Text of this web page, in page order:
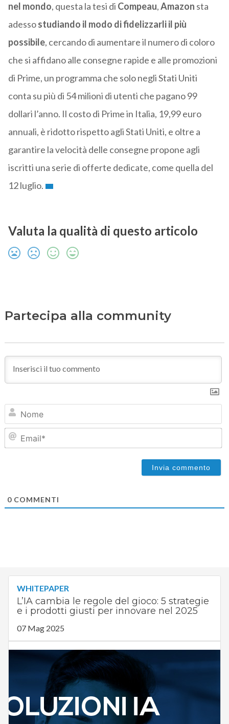
nel mondo, questa la tesi di Compeau,Amazon sta
adessostudiando il modo di fidelizzarli il più
possibile, cercando di aumentare il numero di coloro
che si affidano alle consegne rapide e alle promozioni
di Prime, un programma che solo negli Stati Uniti
conta su più di 54 milioni di utenti che pagano 99
dollari l’anno. Il costo di Prime in Italia, 19,99 euro
annuali, è ridotto rispetto agli Stati Uniti, e oltre a
garantire la velocità delle consegne propone agli
iscritti una serie di offerte dedicate, come quella del
12 luglio.
Valuta la qualità di questo articolo
Partecipa alla community
0COMMENTI
WHITEPAPER
L’IA cambia le regole del gioco: 5 strategie
e i prodotti giusti per innovare nel 2025
07 Mag 2025